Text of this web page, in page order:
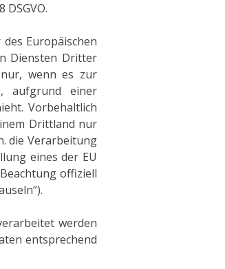
Europäischen
Diensten Dritter
wenn es zur
aufgrund einer
Vorbehaltlich
Drittland nur
die Verarbeitung
eines der EU
offiziell
werden
entsprechend